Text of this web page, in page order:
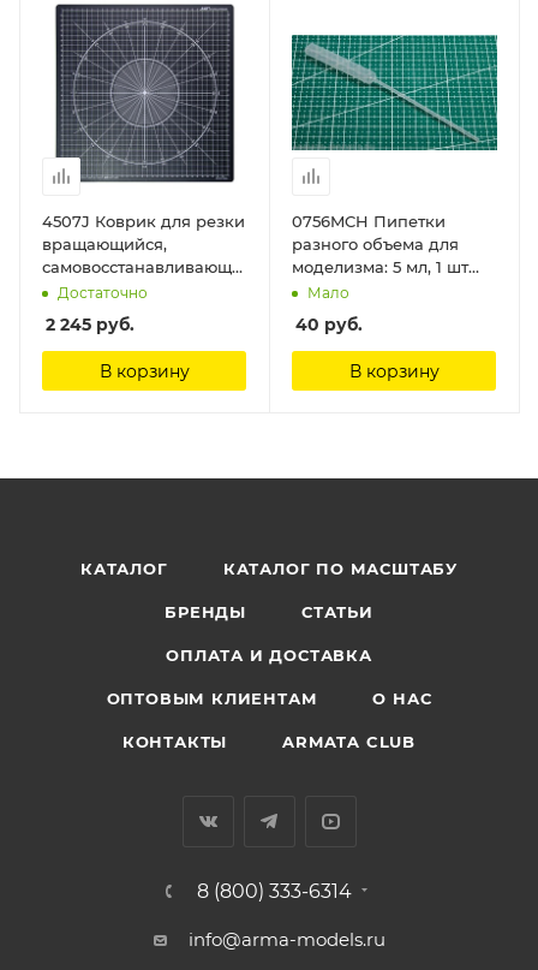
4507J Коврик для резки
вращающийся,
самовосстанавливающийся
4-х слойный, 350 х 350
Достаточно
2 245 руб.
В корзину
0756MCH Пипетки
разного объема для
моделизма: 5 мл, 1 шт
MACHETE
Мало
40 руб.
В корзину
КАТАЛОГ КАТАЛОГ ПО МАСШТАБУ
БРЕНДЫ СТАТЬИ
ОПЛАТА И ДОСТАВКА
ОПТОВЫМ КЛИЕНТАМ О НАС
КОНТАКТЫ ARMATA CLUB
8 (800) 333-6314
info@arma-models.ru